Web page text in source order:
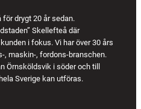
drygt 20 år sedan.
Skellefteå där
i fokus. Vi har över 30 års
, maskin-, fordons-branschen.
Örnsköldsvik i söder och till
Sverige kan utföras.